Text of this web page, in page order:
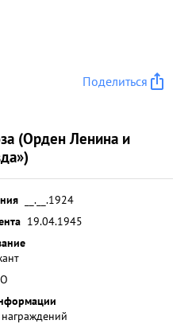
Поделиться
(Орден Ленина и
__.__.1924
19.04.1945